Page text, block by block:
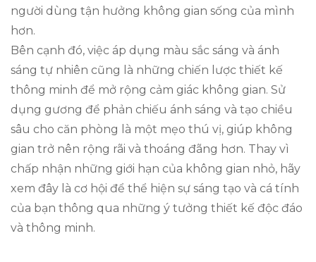
người dùng tận hưởng không gian sống của mình
hơn.
Bên cạnh đó, việc áp dụng màu sắc sáng và ánh
sáng tự nhiên cũng là những chiến lược thiết kế
thông minh để mở rộng cảm giác không gian. Sử
dụng gương để phản chiếu ánh sáng và tạo chiều
sâu cho căn phòng là một mẹo thú vị, giúp không
gian trở nên rộng rãi và thoáng đãng hơn. Thay vì
chấp nhận những giới hạn của không gian nhỏ, hãy
xem đây là cơ hội để thể hiện sự sáng tạo và cá tính
của bạn thông qua những ý tưởng thiết kế độc đáo
và thông minh.